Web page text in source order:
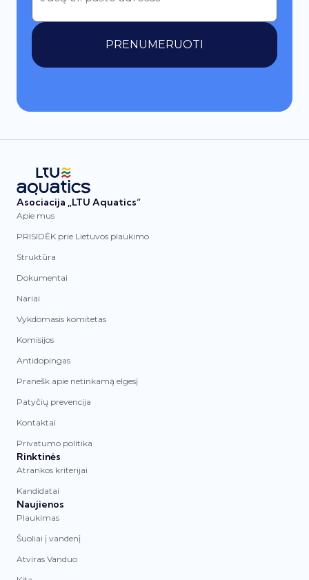
PRENUMERUOTI
Asociacija „LTU Aquatics“
Apie mus
PRISIDĖK prie Lietuvos plaukimo
Struktūra
Dokumentai
Nariai
Vykdomasis komitetas
Komisijos
Antidopingas
Pranešk apie netinkamą elgesį
Patyčių prevencija
Kontaktai
Privatumo politika
Rinktinės
Atrankos kriterijai
Kandidatai
Naujienos
Plaukimas
Šuoliai į vandenį
Atviras Vanduo